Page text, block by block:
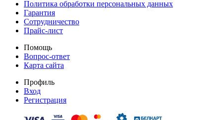
Политика обработки персональных данных
Гарантия
Сотрудничество
Прайс-лист
Помощь
Вопрос-ответ
Карта сайта
Профиль
Вход
Регистрация